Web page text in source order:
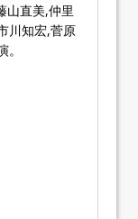
山直美,仲里
川知宏,菅原